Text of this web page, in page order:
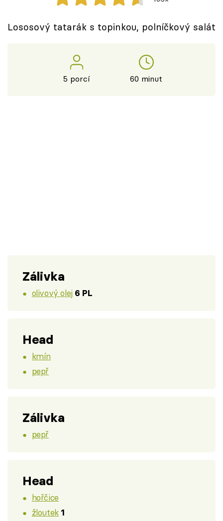
Těhotnej kuchař
Sledujte prima+
Lososový tatarák s topinkou, polníčkový salát
5 porcí 60 minut
Zálivka
olivový olej 6 PL
Head
kmín
pepř
Zálivka
pepř
Head
hořčice
žloutek 1